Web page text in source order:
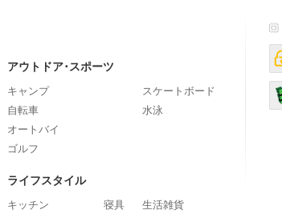
アウトドア･スポーツ
キャンプ
自転車
オートバイ
ゴルフ
スケートボード
水泳
ライフスタイル
キッチン
寝具
生活雑貨